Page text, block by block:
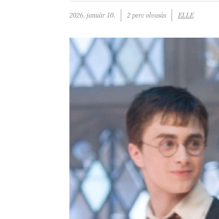
2026. január 10. 2 perc olvasás ELLE